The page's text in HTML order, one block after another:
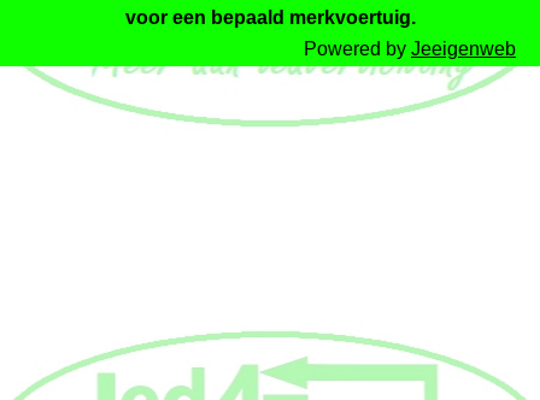
voor een bepaald merkvoertuig.
Powered by Jeeigenweb